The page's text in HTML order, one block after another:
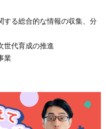
する総合的な情報の収集、分
世代育成の推進
業